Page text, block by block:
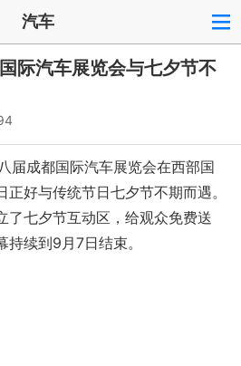
汽车
际汽车展览会与七夕节不
成都国际汽车展览会在西部国
好与传统节日七夕节不期而遇。
了七夕节互动区，给观众免费送
续到9月7日结束。